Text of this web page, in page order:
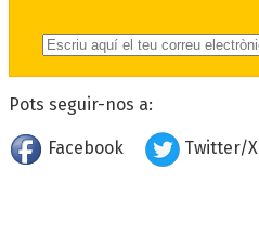
Pots seguir-nos a:
Facebook Twitter/X